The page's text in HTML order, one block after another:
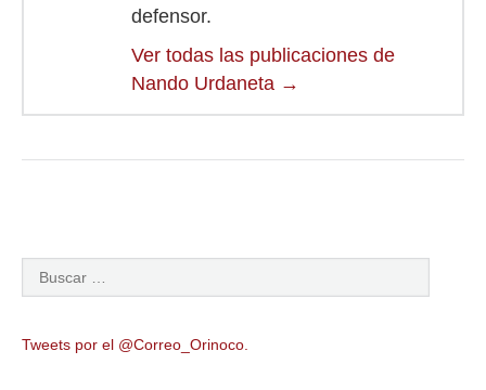
defensor.
Ver todas las publicaciones de
Nando Urdaneta →
Tweets por el @Correo_Orinoco.